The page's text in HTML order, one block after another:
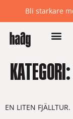
Bli starkare
KATEGORI:
EN LITEN FJÄLLTUR.